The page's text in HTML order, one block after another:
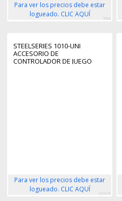
Para ver los precios debe estar
logueado. CLIC AQUÍ
7092
STEELSERIES 1010-UNI
ACCESORIO DE
CONTROLADOR DE JUEGO
Para ver los precios debe estar
logueado. CLIC AQUÍ
261075